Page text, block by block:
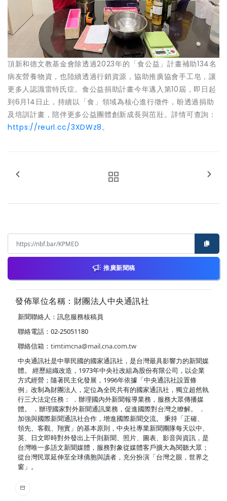
頂新和德文教基金會除透過2023年的「食公益」計畫補助134名
病友營養物資，也陸續透過行銷資源，協助推廣協會手工皂，讓
更多人認識雷特氏症。食公益捐助計畫今年邁入第10屆，即日起
到6月14日止，持續以「食」領域為核心進行徵件，盼透過捐助
及培訓計畫，陪伴更多公益團體創新成長與茁壯。詳情可查詢：
https://reurl.cc/3XDWz8。
推廣新聞稿
發佈單位名稱：財團法人中央通訊社
新聞聯絡人：訊息服務核稿員
聯絡電話：02-25051180
聯絡信箱： timtimcna@mail.cna.com.tw
中央通訊社是中華民國的國家通訊社，是台灣最具影響力的新聞媒
體。 經歷組織改造，1973年中央社改組為股份有限公司，以企業
方式經營；隨著民主化發展，1996年依據「中央通訊社設置條
例」改制為財團法人，定位為全民共有的國家通訊社，獨立超然執
行三大法定任務： ．辦理國內外新聞報導業務，服務大眾傳播媒
體。 ．辦理國家對外新聞通訊業務，促進國際對台灣之瞭解。 ．
加強與國際新聞通訊社合作，增進國際新聞交流。 秉持「正確、
領先、客觀、翔實」的基本原則，中央社專業新聞團隊每天以中、
英、日文即時對外發出上千則新聞、照片、圖表、影音與資訊，是
台灣唯一多語文新聞媒體，服務對象從媒體客戶擴大為閱聽大眾；
從台灣民眾延伸至全球僑胞與讀者，充分扮演「台灣之眼，世界之
窗」。